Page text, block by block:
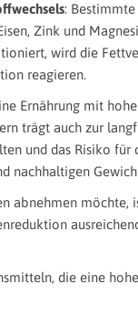
:
Zink und
wird die
reagieren.
Ernährung mit
trägt auch zur
und das Risiko
nachhaltigen
abnehmen
die eine